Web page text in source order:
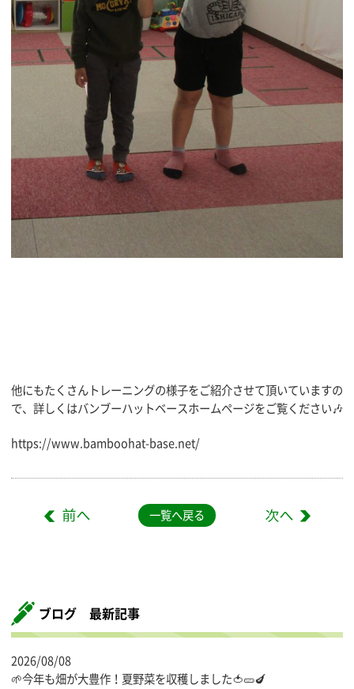
他にもたくさんトレーニングの様子をご紹介させて頂いていますの
で、詳しくはバンブーハットベースホームページをご覧ください🎶
https://www.bamboohat-base.net/
一覧へ戻る
ブログ 最新記事
2026/08/08
🌱今年も畑が大豊作！夏野菜を収穫しました🍅🥒🍆